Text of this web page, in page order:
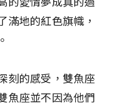
滿地的紅色旗幟，
刻的感受，雙魚座
魚座並不因為他們